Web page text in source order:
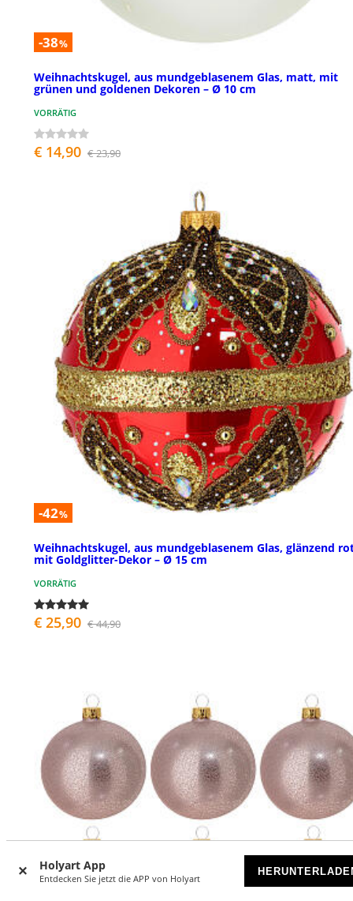
Holyart App
Entdecken Sie jetzt die APP von Holyart
-38%
Weihnachtskugel, aus mundgeblasenem Glas, matt, mit
grünen und goldenen Dekoren – Ø 10 cm
VORRÄTIG
€ 14,90 € 23,90
-42%
Weihnachtskugel, aus mundgeblasenem Glas, glänzend
mit Goldglitter-Dekor – Ø 15 cm
VORRÄTIG
€ 25,90 € 44,90